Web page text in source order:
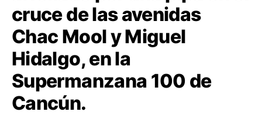
cruce de las avenidas
Chac Mool y Miguel
Hidalgo, en la
Supermanzana 100 de
Cancún.